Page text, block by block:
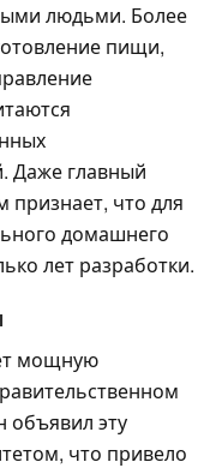
людьми. Более
пищи,
Даже главный
что для
домашнего
лет разработки.
мощную
объявил эту
что привело